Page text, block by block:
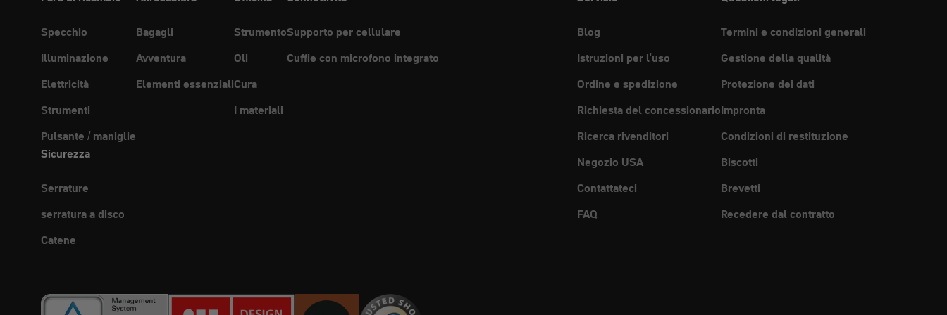
Specchio
Illuminazione
Elettricità
Strumenti
Pulsante / maniglie
Bagagli
Avventura
Elementi essenziali
Strumento
Oli
Cura
I materiali
Supporto per cellulare
Cuffie con microfono integrato
Sicurezza
Serrature
serratura a disco
Catene
Blog
Istruzioni per l'uso
Ordine e spedizione
Richiesta del concessionario
Ricerca rivenditori
Negozio USA
Contattateci
FAQ
Termini e condizioni generali
Gestione della qualità
Protezione dei dati
Impronta
Condizioni di restituzione
Biscotti
Brevetti
Recedere dal contratto